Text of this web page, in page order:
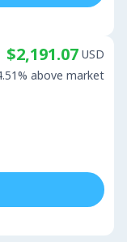
$2,191.07 USD
above market